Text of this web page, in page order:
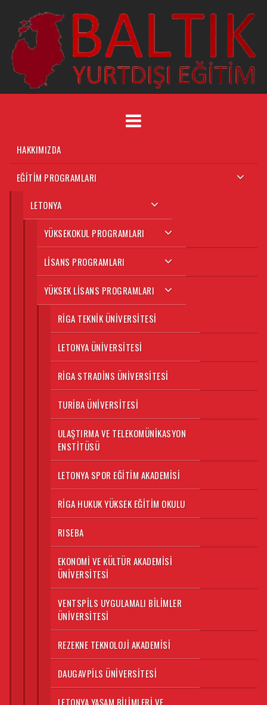
HAKKIMIZDA
EĞITIM PROGRAMLARI
LETONYA
YÜKSEKOKUL PROGRAMLARI
LISANS PROGRAMLARI
YÜKSEK LISANS PROGRAMLARI
RIGA TEKNIK ÜNIVERSITESI
LETONYA ÜNIVERSITESI
RIGA STRADINS ÜNIVERSITESI
TURIBA ÜNIVERSITESI
ULAŞTIRMA VE TELEKOMÜNIKASYON
ENSTITÜSÜ
LETONYA SPOR EĞITIM AKADEMISI
RIGA HUKUK YÜKSEK EĞITIM OKULU
RISEBA
EKONOMI VE KÜLTÜR AKADEMISI
ÜNIVERSITESI
VENTSPILS UYGULAMALI BILIMLER
ÜNIVERSITESI
REZEKNE TEKNOLOJI AKADEMISI
DAUGAVPILS ÜNIVERSITESI
LETONYA YAŞAM BILIMLERI VE